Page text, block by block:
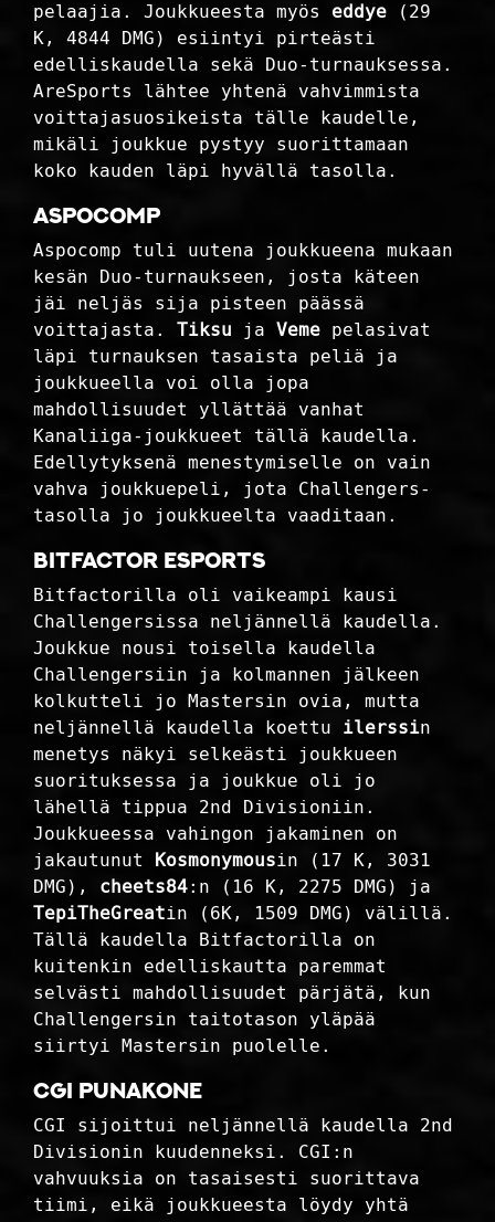
pelaajia. Joukkueesta myös eddye (29
K, 4844 DMG) esiintyi pirteästi
edelliskaudella sekä Duo-turnauksessa.
AreSports lähtee yhtenä vahvimmista
voittajasuosikeista tälle kaudelle,
mikäli joukkue pystyy suorittamaan
koko kauden läpi hyvällä tasolla.
Aspocomp
Aspocomp tuli uutena joukkueena mukaan
kesän Duo-turnaukseen, josta käteen
jäi neljäs sija pisteen päässä
voittajasta. Tiksu ja Veme pelasivat
läpi turnauksen tasaista peliä ja
joukkueella voi olla jopa
mahdollisuudet yllättää vanhat
Kanaliiga-joukkueet tällä kaudella.
Edellytyksenä menestymiselle on vain
vahva joukkuepeli, jota Challengers-
tasolla jo joukkueelta vaaditaan.
Bitfactor eSports
Bitfactorilla oli vaikeampi kausi
Challengersissa neljännellä kaudella.
Joukkue nousi toisella kaudella
Challengersiin ja kolmannen jälkeen
kolkutteli jo Mastersin ovia, mutta
neljännellä kaudella koettu ilerssin
menetys näkyi selkeästi joukkueen
suorituksessa ja joukkue oli jo
lähellä tippua 2nd Divisioniin.
Joukkueessa vahingon jakaminen on
jakautunut Kosmonymousin (17 K, 3031
DMG), cheets84:n (16 K, 2275 DMG) ja
TepiTheGreatin (6K, 1509 DMG) välillä.
Tällä kaudella Bitfactorilla on
kuitenkin edelliskautta paremmat
selvästi mahdollisuudet pärjätä, kun
Challengersin taitotason yläpää
siirtyi Mastersin puolelle.
CGI Punakone
CGI sijoittui neljännellä kaudella 2nd
Divisionin kuudenneksi. CGI:n
vahvuuksia on tasaisesti suorittava
tiimi, eikä joukkueesta löydy yhtä